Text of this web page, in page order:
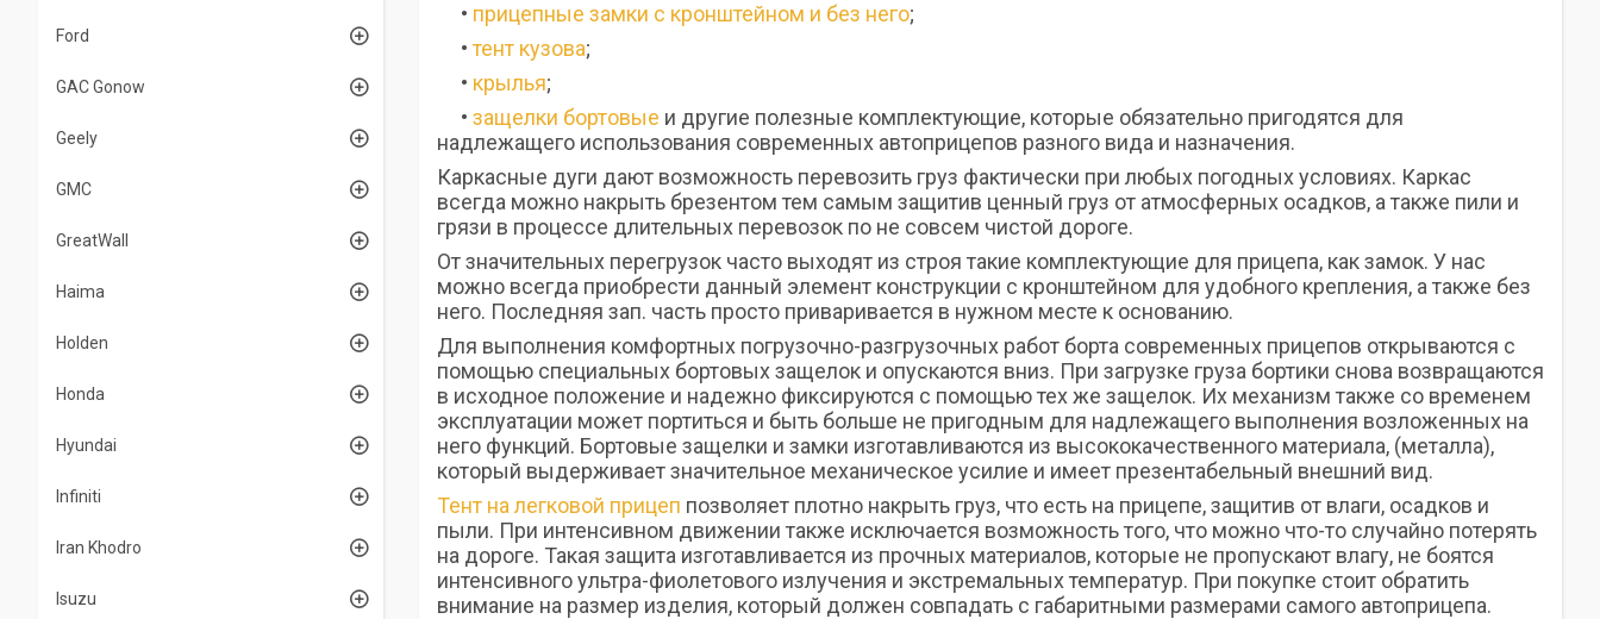
• прицепные замки с кронштейном и без него;
•тент кузова;
• крылья;
• защелки бортовые и другие полезные комплектующие, которые обязательно пригодятся для
надлежащего использования современных автоприцепов разного вида и назначения.
Каркасные дуги дают возможность перевозить груз фактически при любых погодных условиях. Каркас
всегда можно накрыть брезентом тем самым защитив ценный груз от атмосферных осадков, а также пили и
грязи в процессе длительных перевозок по не совсем чистой дороге.
От значительных перегрузок часто выходят из строя такие комплектующие для прицепа, как замок. У нас
можно всегда приобрести данный элемент конструкции с кронштейном для удобного крепления, а также без
него. Последняя зап. часть просто приваривается в нужном месте к основанию.
Для выполнения комфортных погрузочно-разгрузочных работ борта современных прицепов открываются с
помощью специальных бортовых защелок и опускаются вниз. При загрузке груза бортики снова возвращаются
в исходное положение и надежно фиксируются с помощью тех же защелок. Их механизм также со временем
эксплуатации может портиться и быть больше не пригодным для надлежащего выполнения возложенных на
него функций. Бортовые защелки и замки изготавливаются из высококачественного материала, (металла),
который выдерживает значительное механическое усилие и имеет презентабельный внешний вид.
Тент на легковой прицеп позволяет плотно накрыть груз, что есть на прицепе, защитив от влаги, осадков и
пыли. При интенсивном движении также исключается возможность того, что можно что-то случайно потерять
на дороге. Такая защита изготавливается из прочных материалов, которые не пропускают влагу, не боятся
интенсивного ультра-фиолетового излучения и экстремальных температур. При покупке стоит обратить
внимание на размер изделия, который должен совпадать с габаритными размерами самого автоприцепа.
Ford
GAC Gonow
Geely
GMC
GreatWall
Haima
Holden
Honda
Hyundai
Infiniti
Iran Khodro
Isuzu